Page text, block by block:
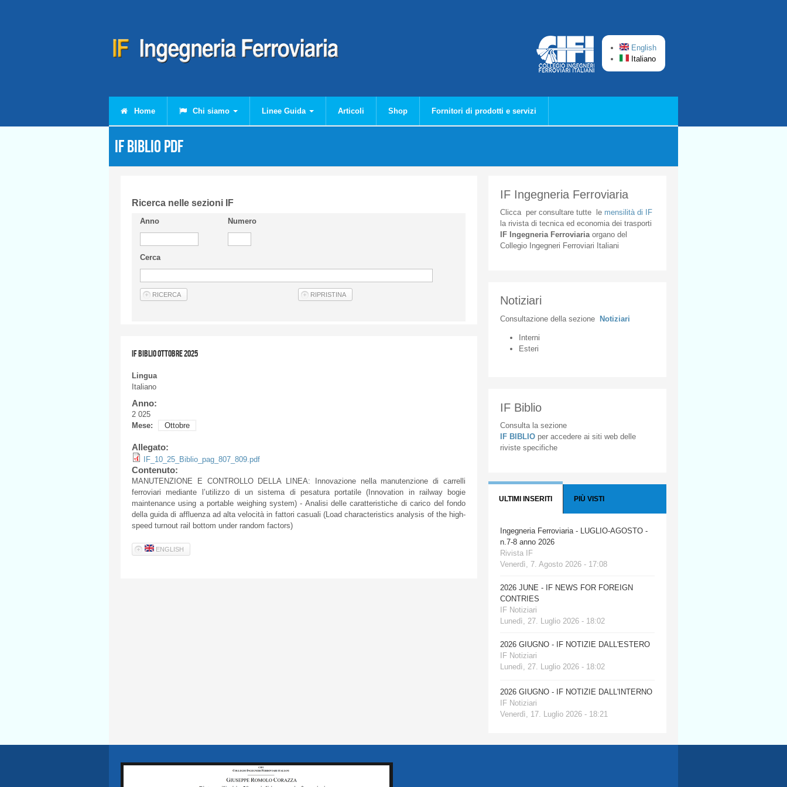
English
Italiano
Home Chi siamo Linee Guida Articoli Shop Fornitori di prodotti e servizi
IF Biblio PDF
Ricerca nelle sezioni IF
Anno Numero
Cerca
IF BIBLIO OTTOBRE 2025
Lingua
Italiano
Anno:
2 025
Mese:
Ottobre
Allegato:
IF_10_25_Biblio_pag_807_809.pdf
Contenuto:
MANUTENZIONE E CONTROLLO DELLA LINEA: Innovazione nella manutenzione di carrelli
ferroviari mediante l’utilizzo di un sistema di pesatura portatile (Innovation in railway bogie
maintenance using a portable weighing system) - Analisi delle caratteristiche di carico del fondo
della guida di affluenza ad alta velocità in fattori casuali (Load characteristics analysis of the high-
speed turnout rail bottom under random factors)
ENGLISH
IF Ingegneria Ferroviaria
Cliccaper consultare tuttele mensilità di IF
la rivista di tecnica ed economia dei trasporti
IF Ingegneria Ferroviaria organodel
Collegio
Ingegneri Ferroviari Italiani
Notiziari
Consultazione della sezione Notiziari
Interni
Esteri
IF Biblio
Consulta la sezione
IF BIBLIO per accedere ai siti web delle
riviste specifiche
ULTIMI INSERITI PIÙ VISTI
Ingegneria Ferroviaria - LUGLIO-AGOSTO -
n.7-8 anno 2026
Rivista IF
Venerdì, 7. Agosto 2026 - 17:08
2026 JUNE - IF NEWS FOR FOREIGN
CONTRIES
IF Notiziari
Lunedì, 27. Luglio 2026 - 18:02
2026 GIUGNO - IF NOTIZIE DALL'ESTERO
IF Notiziari
Lunedì, 27. Luglio 2026 - 18:02
2026 GIUGNO - IF NOTIZIE DALL'INTERNO
IF Notiziari
Venerdì, 17. Luglio 2026 - 18:21